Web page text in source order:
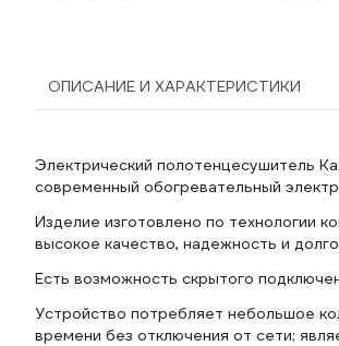
ОПИСАНИЕ И ХАРАКТЕРИСТИКИ
Электрический полотенцесушитель
современный обогревательный
Изделие изготовлено по технологии
высокое качество, надежность и
Есть возможность скрытого
Устройство потребляет небольшое
времени без отключения от сети;